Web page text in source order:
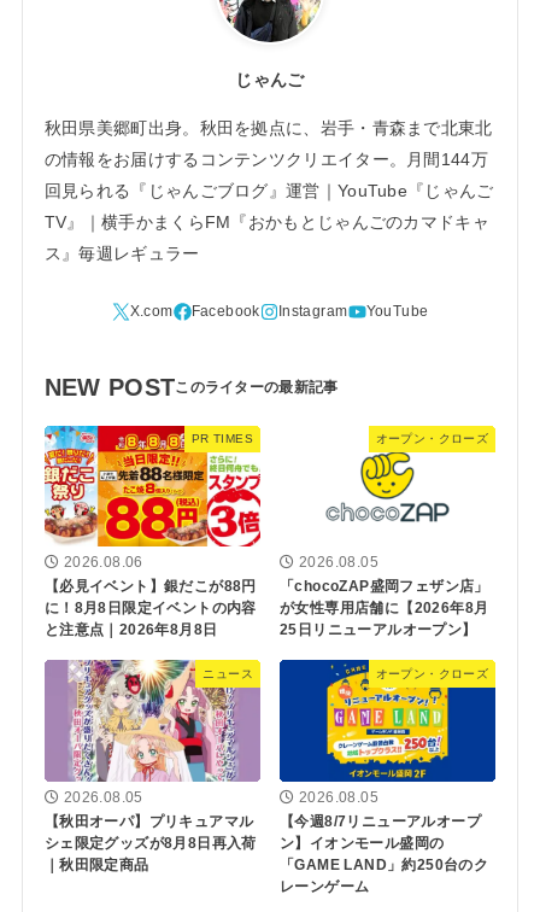
じゃんご
秋田県美郷町出身。秋田を拠点に、岩手・青森まで北東北
の情報をお届けするコンテンツクリエイター。月間144万
回見られる『じゃんごブログ』運営｜YouTube『じゃんご
TV』｜横手かまくらFM『おかもとじゃんごのカマドキャ
ス』毎週レギュラー
NEW POST
PR TIMES
2026.08.06
【必見イベント】銀だこが88円
に！8月8日限定イベントの内容
と注意点｜2026年8月8日
オープン・クローズ
2026.08.05
「chocoZAP盛岡フェザン店」
が女性専用店舗に【2026年8月
25日リニューアルオープン】
ニュース
2026.08.05
【秋田オーパ】プリキュアマル
シェ限定グッズが8月8日再入荷
｜秋田限定商品
オープン・クローズ
2026.08.05
【今週8/7リニューアルオープ
ン】イオンモール盛岡の
「GAME LAND」約250台のク
レーンゲーム